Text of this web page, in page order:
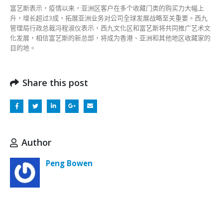
化
区〉
中
富艺斯表示，疫情以来，亚洲区客户在多个收藏门类的购买力大幅上
升，增长超过3成，拓展亚洲业务对公司全球发展战略至关重要。西九
管理局行政总裁冯程淑仪表示，西九文化区和富艺斯将共同推广艺术文
化发展，相信富艺斯的新总部，将成为香港、亚洲和其他地区收藏家的
目的地。
Share this post
Author
Peng Bowen